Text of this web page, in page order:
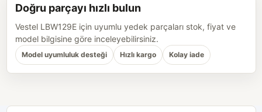
Doğru parçayı hızlı bulun
Vestel LBW129E için uyumlu yedek parçaları stok, fiyat ve
model bilgisine göre inceleyebilirsiniz.
Model uyumluluk desteği Hızlı kargo Kolay iade